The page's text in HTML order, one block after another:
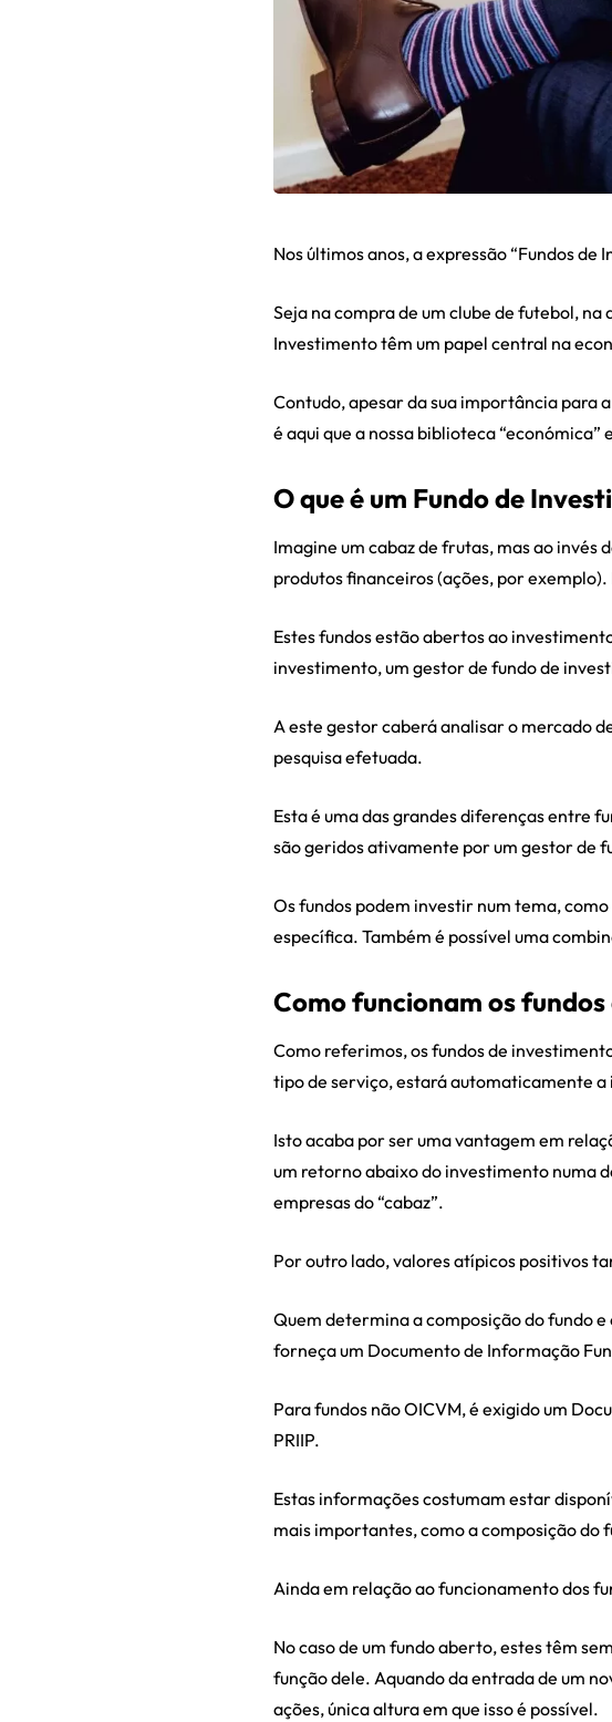
Nos últimos anos, a expressão “Fundos
Seja na compra de um clube de futebol, na
Investimento têm um papel central na
Contudo, apesar da sua importância para
é aqui que a nossa biblioteca
O que é um Fundo de
Imagine um cabaz de frutas, mas ao invés
produtos financeiros (ações, por
Estes fundos estão abertos ao
investimento, um gestor de fundo de
A este gestor caberá analisar o mercado
pesquisa efetuada.
Esta é uma das grandes diferenças entre
são geridos ativamente por um gestor de
Os fundos podem investir num tema,
específica. Também é possível uma
Como funcionam os
Como referimos, os fundos de
tipo de serviço, estará automaticamente
Isto acaba por ser uma vantagem em
um retorno abaixo do investimento numa
empresas do “cabaz”.
Por outro lado, valores atípicos positivos
Quem determina a composição do fundo
forneça um Documento de Informação
Para fundos não OICVM, é exigido um
PRIIP.
Estas informações costumam estar
mais importantes, como a composição do
Ainda em relação ao funcionamento dos
No caso de um fundo aberto, estes têm
função dele. Aquando da entrada de um
ações, única altura em que isso é possível.